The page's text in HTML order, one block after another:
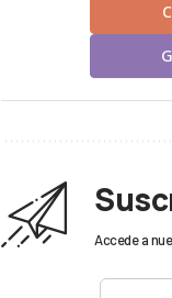
Accede a